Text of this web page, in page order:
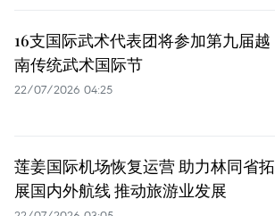
16支国际武术代表团将参加第九届越
南传统武术国际节
22/07/2026 04:25
莲姜国际机场恢复运营 助力林同省拓
展国内外航线 推动旅游业发展